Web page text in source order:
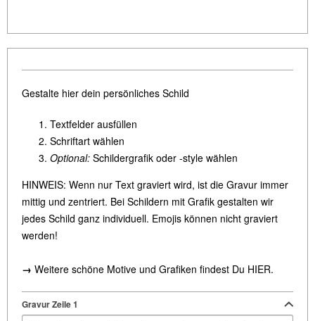
Gestalte hier dein persönliches Schild
Textfelder ausfüllen
Schriftart wählen
Optional: Schildergrafik oder -style wählen
HINWEIS: Wenn nur Text graviert wird, ist die Gravur immer
mittig und zentriert. Bei Schildern mit Grafik gestalten wir
jedes Schild ganz individuell. Emojis können nicht graviert
werden!
→ Weitere schöne Motive und Grafiken findest Du HIER.
Gravur Zeile 1